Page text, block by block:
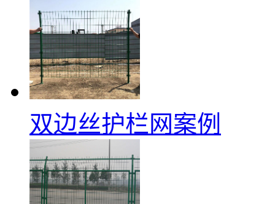
双边丝护栏网案例